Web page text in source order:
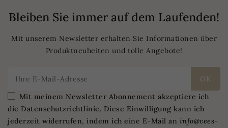
Bleiben Sie immer auf dem Laufenden!
Mit unserem Newsletter erhalten Sie Informationen über
Produktneuheiten und tolle Angebote!
Mit meinem Newsletter Abonnement akzeptiere ich
die Datenschutzrichtlinie. Diese Einwilligung kann ich
jederzeit widerrufen, indem ich eine E-Mail an info@vees-